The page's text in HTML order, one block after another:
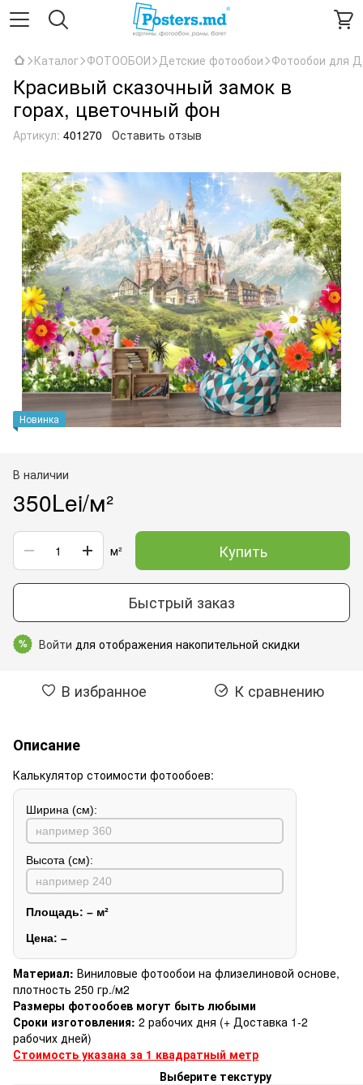
Каталог ФОТООБОИ Детские фотообои Фотообои для
Красивый сказочный замок в
горах, цветочный фон
Артикул: 401270 Оставить отзыв
Новинка
В наличии
350Lei/м²
м² Купить
Быстрый заказ
% Войти для отображения накопительной скидки
В избранное К сравнению
Описание
Калькулятор стоимости фотообоев:
Ширина (см):
Высота (см):
Площадь: – м²
Цена: –
Материал: Виниловые фотообои на флизелиновой основе,
плотность 250 гр./м2
Размеры фотообоев могут быть любыми
Сроки изготовления: 2 рабочих дня (+ Доставка 1-2
рабочих дней)
Стоимость указана за 1 квадратный метр
Выберите текстуру